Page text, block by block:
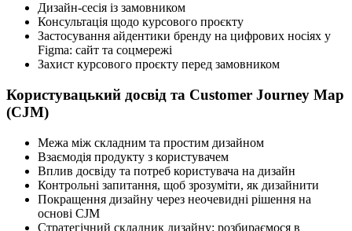
Дизайн-сесія із замовником
Консультація щодо курсового проєкту
Застосування айдентики бренду на цифрових носіях у
Figma: сайт та соцмережі
Захист курсового проєкту перед замовником
Користувацький досвід та Customer Journey Map
(CJM)
Межа між складним та простим дизайном
Взаємодія продукту з користувачем
Вплив досвіду та потреб користувача на дизайн
Контрольні запитання, щоб зрозуміти, як дизайнити
Покращення дизайну через неочевидні рішення на
основі CJM
Стратегічний складник дизайну: розбираємося в